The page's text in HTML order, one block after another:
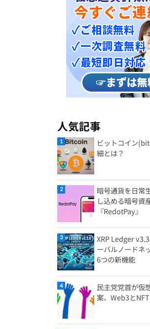
人気記事
ビットコイン
細とは？
暗号通貨を日常
し込める暗号資
『RedotPay』
XRP Ledger
ーバルノードネ
6つの新機能
民主党党首が仮
案、Web3と